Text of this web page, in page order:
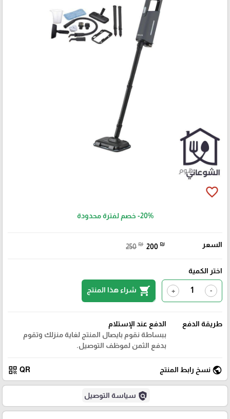
favorite_border
-20% خصم لفترة محدودة
السعر 250 ₪ 200 ₪
اختر الكمية
-
+
shopping_cart شراء هذا المنتج
طريقة الدفع
الدفع عند الإستلام
ببساطة نقوم بايصال المنتج لغاية منزلك وتقوم
بدفع الثمن لموظف التوصيل.
public نسخ رابط المنتج QR
qr_code
policy سياسة التوصيل